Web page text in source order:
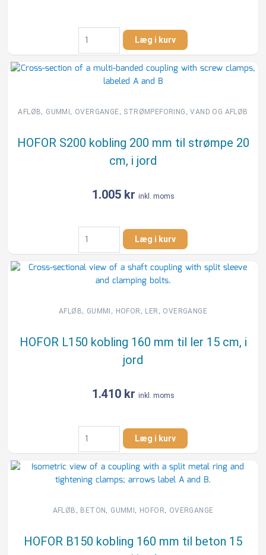
HOFOR
S250
kobling
250
strømpe
cm,
i
Læg i kurv
AFLØB, GUMMI, OVERGANGE , STRØMPEFORING ,VAND OG AFLØB
HOFOR S200 kobling 200 mm til strømpe 20
cm, i jord
1.005 kr inkl. moms
HOFOR
S200
kobling
200
strømpe
cm,
i
Læg i kurv
AFLØB, GUMMI , HOFOR , LER , OVERGANGE
HOFOR L150 kobling 160 mm til ler 15 cm, i
jord
1.410 kr inkl. moms
HOFOR
L150
kobling
160
mm
ler
cm,
Læg i kurv
AFLØB , BETON, GUMMI, HOFOR, OVERGANGE
HOFOR B150 kobling 160 mm til beton 15